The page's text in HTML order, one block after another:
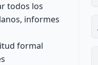
todos los
informes
formal